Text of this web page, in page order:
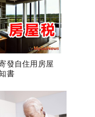
發自住用房屋
書